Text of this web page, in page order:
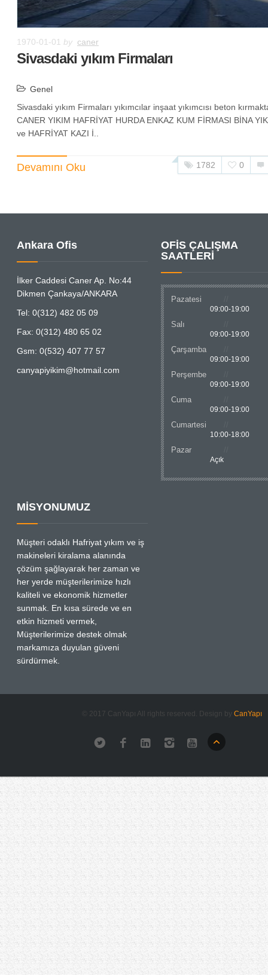
1970-01-01 by caner
Sivasdaki yıkım Firmaları
Genel
Sivasdaki yıkım Firmaları yıkımcılar inşaat yıkımcısı beton
CANER YIKIM HAFRİYAT HURDA ENKAZ KUM FİRMASI BİNA
ve HAFRİYAT KAZI İ..
Devamını Oku 1782 0
Ankara Ofis
İlker Caddesi Caner Ap. No:44
Dikmen Çankaya/ANKARA
Tel: 0(312) 482 05 09
Fax: 0(312) 480 65 02
Gsm: 0(532) 407 77 57
canyapiyikim@hotmail.com
OFİS ÇALIŞMA
SAATLERİ
Pazatesi
09:00-19:00
Salı
09:00-19:00
Çarşamba
09:00-19:00
Perşembe
09:00-19:00
Cuma
09:00-19:00
Cumartesi
10:00-18:00
Pazar
Açık
MİSYONUMUZ
Müşteri odaklı Hafriyat yıkım ve iş
makineleri kiralama alanında
çözüm şağlayarak her zaman ve
her yerde müşterilerimize hızlı
kaliteli ve ekonomik hizmetler
sunmak. En kısa sürede ve en
etkin hizmeti vermek,
Müşterilerimize destek olmak
markamıza duyulan güveni
sürdürmek.
© 2017 CanYapı All rights reserved. Design by CanYapı